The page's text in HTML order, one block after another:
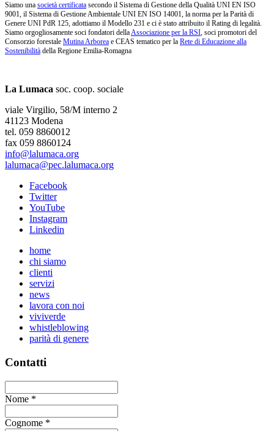
Siamo una società certificata secondo il Sistema di Gestione della Qualità UNI EN ISO
9001, il Sistema di Gestione Ambientale UNI EN ISO 14001, la norma per la Parità di
Genere UNI PdR 125, adottiamo il Modello 231 e ci è stato attribuito il Rating di legalità.
Siamo orgogliosamente soci fondatori dellaAssociazione per la RSI, soci promotori del
Consorzio forestale Mutina Arborea e CEAS tematico per la Rete di Educazione alla
Sostenibilità della Regione Emilia-Romagna
La Lumaca soc. coop. sociale
viale Virgilio, 58/M interno 2
41123 Modena
tel. 059 8860012
fax 059 8860124
info@lalumaca.org
lalumaca@pec.lalumaca.org
Facebook
Twitter
YouTube
Instagram
Linkedin
home
chi siamo
clienti
servizi
news
lavora con noi
viviverde
whistleblowing
parità di genere
Contatti
Nome *
Cognome *